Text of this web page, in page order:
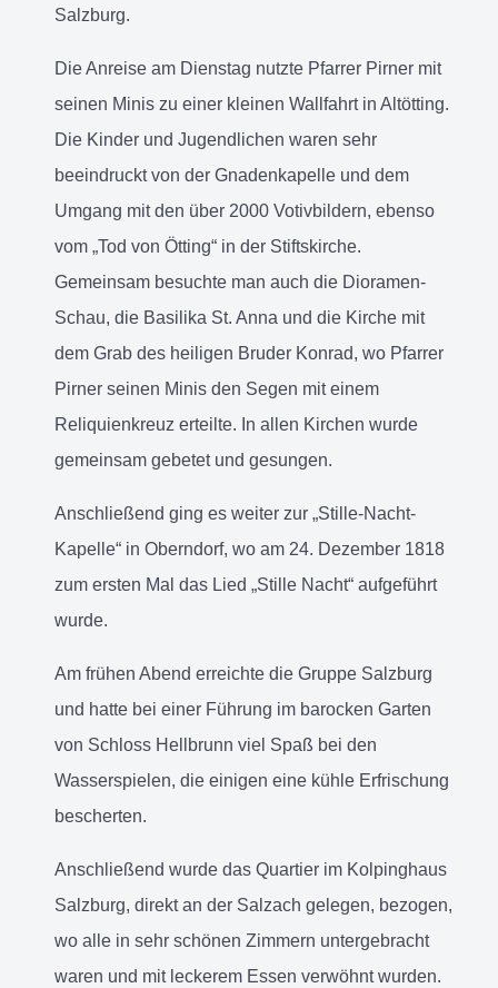
Salzburg.
Die Anreise am Dienstag nutzte Pfarrer Pirner mit
seinen Minis zu einer kleinen Wallfahrt in Altötting.
Die Kinder und Jugendlichen waren sehr
beeindruckt von der Gnadenkapelle und dem
Umgang mit den über 2000 Votivbildern, ebenso
vom „Tod von Ötting“ in der Stiftskirche.
Gemeinsam besuchte man auch die Dioramen-
Schau, die Basilika St. Anna und die Kirche mit
dem Grab des heiligen Bruder Konrad, wo Pfarrer
Pirner seinen Minis den Segen mit einem
Reliquienkreuz erteilte. In allen Kirchen wurde
gemeinsam gebetet und gesungen.
Anschließend ging es weiter zur „Stille-Nacht-
Kapelle“ in Oberndorf, wo am 24. Dezember 1818
zum ersten Mal das Lied „Stille Nacht“ aufgeführt
wurde.
Am frühen Abend erreichte die Gruppe Salzburg
und hatte bei einer Führung im barocken Garten
von Schloss Hellbrunn viel Spaß bei den
Wasserspielen, die einigen eine kühle Erfrischung
bescherten.
Anschließend wurde das Quartier im Kolpinghaus
Salzburg, direkt an der Salzach gelegen, bezogen,
wo alle in sehr schönen Zimmern untergebracht
waren und mit leckerem Essen verwöhnt wurden.